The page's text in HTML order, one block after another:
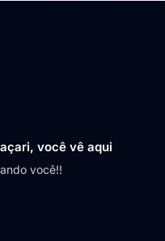
você vê aqui
você!!